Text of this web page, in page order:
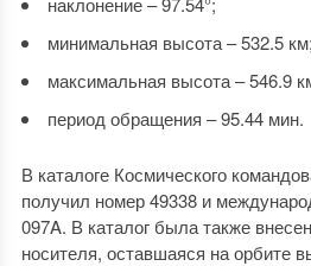
минимальная высота – 532.5 км;
максимальная высота – 546.9
период обращения – 95.44 мин.
В каталоге Космического
получил номер 49338 и
097A. В каталог была также
носителя, оставшаяся на орбите